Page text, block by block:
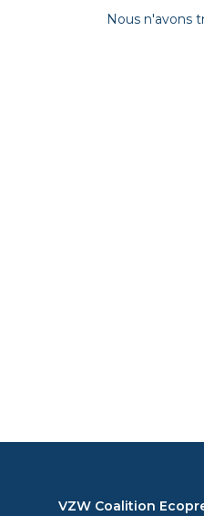
Nous n'avons
VZW Coalition